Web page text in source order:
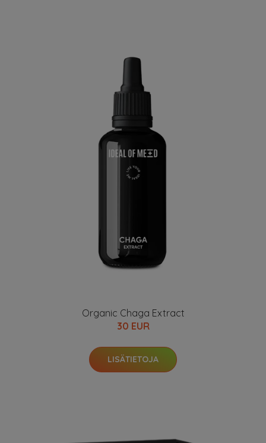
Organic Chaga Extract
30 EUR
LISÄTIETOJA